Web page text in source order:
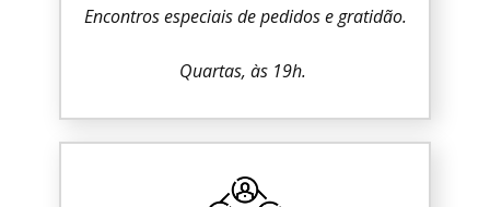
Encontros especiais de pedidos e gratidão.
Quartas, às 19h.